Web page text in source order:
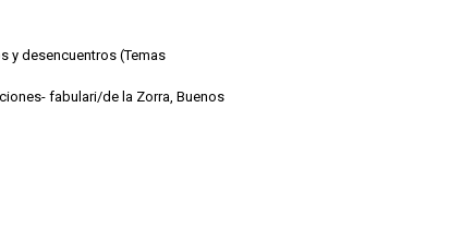
y desencuentros (Temas
fabulari/de la Zorra, Buenos